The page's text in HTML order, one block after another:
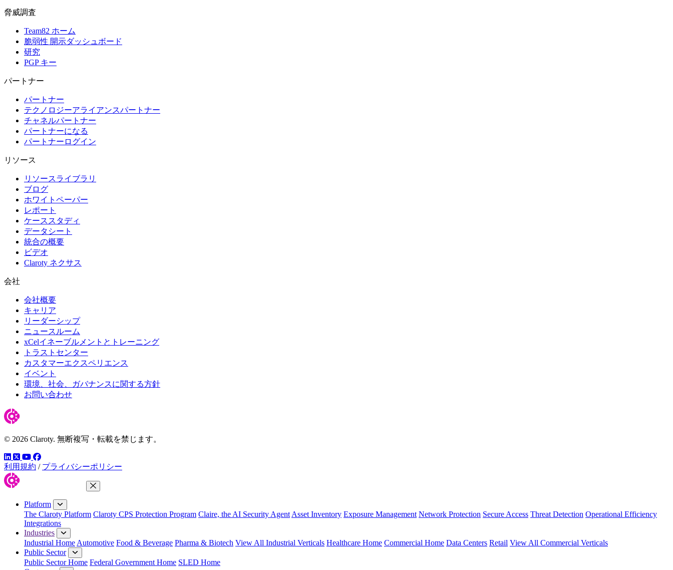
脅威調査
Team82 ホーム
脆弱性 開示ダッシュボード
研究
PGP キー
パートナー
パートナー
テクノロジーアライアンスパートナー
チャネルパートナー
パートナーになる
パートナーログイン
リソース
リソースライブラリ
ブログ
ホワイトペーパー
レポート
ケーススタディ
データシート
統合の概要
ビデオ
Claroty ネクサス
会社
会社概要
キャリア
リーダーシップ
ニュースルーム
xCelイネーブルメントとトレーニング
トラストセンター
カスタマーエクスペリエンス
イベント
環境、社会、ガバナンスに関する方針
お問い合わせ
© 2026 Claroty. 無断複写・転載を禁じます。
LinkedIn
ツイッター
YouTube
Facebook
利用規約 / プライバシーポリシー
Close Menu
Platform
The Claroty Platform Claroty CPS Protection Program Claire, the AI Security Agent Asset Inventory Exposure Management Network Protection Secure Access Threat Detection Operational Efficiency
Integrations
Industries
Industrial Home Automotive Food & Beverage Pharma & Biotech View All Industrial Verticals Healthcare Home Commercial Home Data Centers Retail View All Commercial Verticals
Public Sector
Public Sector Home Federal Government Home SLED Home